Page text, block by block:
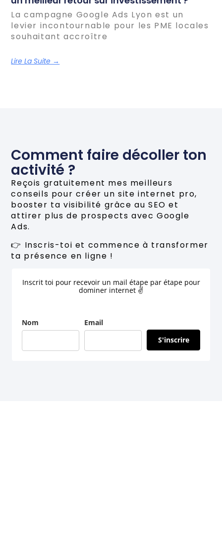
La campagne Google Ads Lyon est un
levier incontournable pour les PME locales
souhaitant accroître
Lire La Suite →
Comment faire décoller ton
activité ?
Reçois gratuitement mes meilleurs
conseils pour créer un site internet pro,
booster ta visibilité grâce au SEO et
attirer plus de prospects avec Google
Ads.
👉 Inscris-toi et commence à transformer
ta présence en ligne !
Inscrit toi pour recevoir un mail étape par étape pour
dominer internet ✌
Nom
Email
S'inscrire